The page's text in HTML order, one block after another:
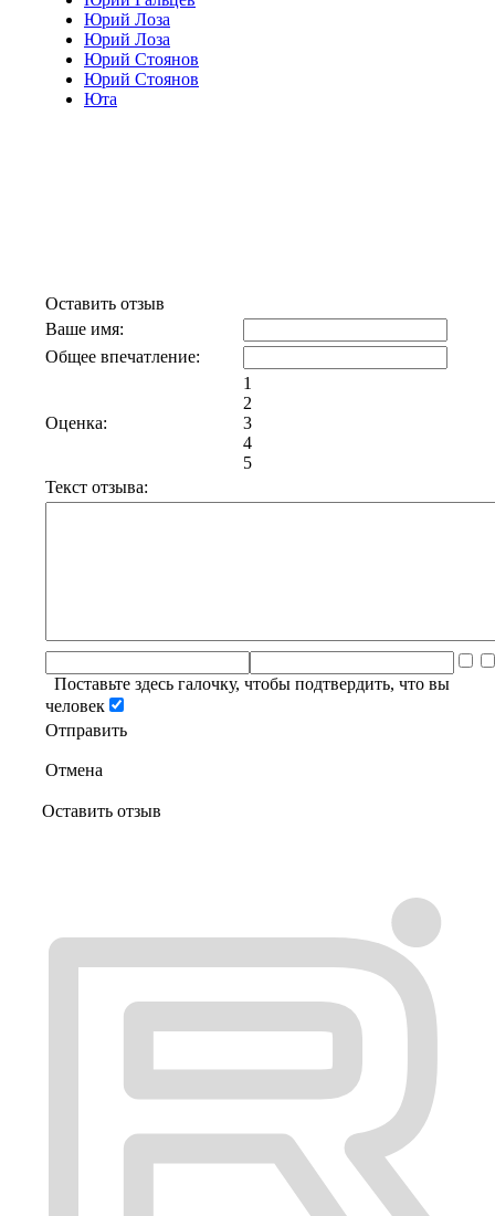
Юрий Лоза
Юрий Лоза
Юрий Стоянов
Юрий Стоянов
Юта
Оставить отзыв
Ваше имя:
Общее впечатление:
Оценка:
1
2
3
4
5
Текст отзыва:
Поставьте здесь галочку, чтобы подтвердить, что вы
человек
Отправить
Отмена
Оставить отзыв